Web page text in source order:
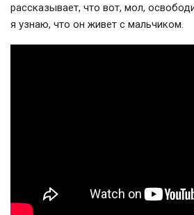
рассказывает, что вот, мол,
я узнаю, что он живет с мальчиком.